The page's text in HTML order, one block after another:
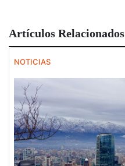
Artículos Relacionados
NOTICIAS